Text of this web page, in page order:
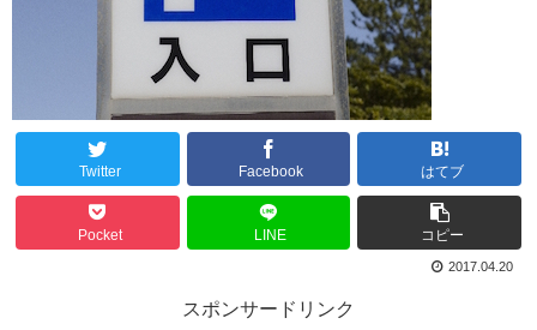
Twitter Facebook はてブ
Pocket LINE コピー
2017.04.20
スポンサードリンク